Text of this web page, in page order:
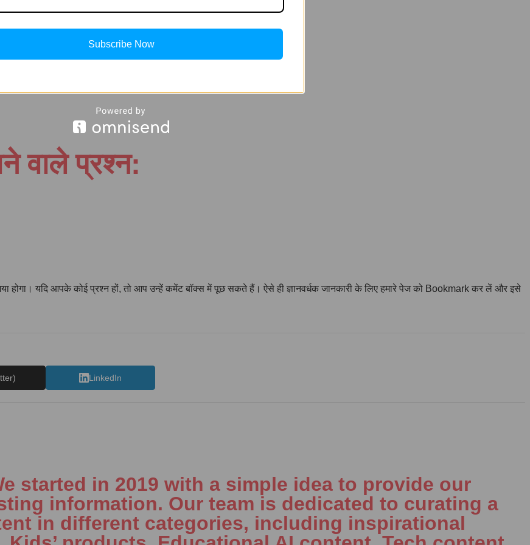
वाले प्रश्न:
होगा। यदि आपके कोई प्रश्न हों, तो आप उन्हें कमेंट बॉक्स में पूछ सकते हैं। ऐसे ही ज्ञानवर्धक जानकारी के लिए हमारे पेज को Bookmark कर लें और इसे
LinkedIn
started in 2019 with a simple idea to provide our
information. Our team is dedicated to curating a
in different categories, including inspirational
Subscribe Now